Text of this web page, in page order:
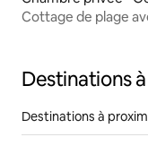
Cottage de plage
Destinations
Destinations à